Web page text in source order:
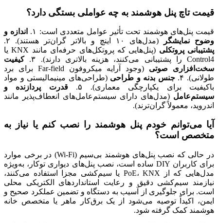
قیمت تاچ پنل هوشمند به چه عواملی بستگی دارد؟
قیمت پنل‌های هوشمند تحت تأثیر عوامل متعددی است: ۱.
اندازه و
وضوح نمایشگر
(مدل‌های ۱۰ اینچ و بالاتر گران‌تر هستند). ۲.
پشتیبانی پروتکلی
(پنل‌هایی که پروتکل‌های حرفه‌ای مانند KNX یا
Control4 را پشتیبانی می‌کنند، هزینه بالاتری دارند). ۳.
کیفیت
سخت‌افزاری صوتی
(وجود آرایه میکروفون Far-field برای برد
طولانی). ۴.
جنس بدنه و طراحی (طراحی‌های مینیمالیستی و مواد
باکیفیت برای یکپارچگی معماری). ۵.
قدرت پردازنده و
سیستم‌عامل (مدل‌های دارای سیستم‌عامل‌های انعطاف‌پذیر مانند
اندروید، معمولاً گران‌ترند).
آیا می‌توانم خودم پنل هوشمند را نصب کنم یا نیاز به
متخصص است؟
در حالی که نصب پنل‌های هوشمند بی‌سیم (Wi-Fi) در برخی موارد
برای کاربران DIY ساده است، نصب پنل‌های دیواری توکار، به‌ویژه
مدل‌هایی که از PoE، KNX یا سیم‌کشی مجزا استفاده می‌کنند،
نیازمند سیم‌کشی دقیق و رعایت استانداردهای الکتریکی محلی
است. برای جلوگیری از آسیب به دستگاه و تضمین عملکرد صحیح و
ایمن، اکیداً توصیه می‌شود از یک برق‌کار ماهر یا متخصص خانه
هوشمند کمک گرفته شود.